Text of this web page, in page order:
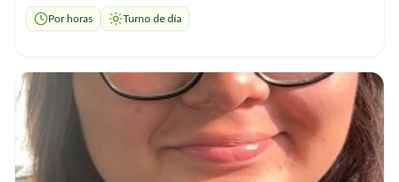
Soy responsable y me adapto a los horarios que necesites.”
Por horas Turno de día